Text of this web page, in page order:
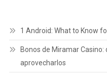
1 Android: What to Know
Bonos de Miramar
aprovecharlos